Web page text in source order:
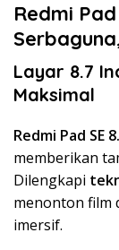
Redmi
Layar 8.7
Maksimal
Redmi Pad SE
memberikan
Dilengkapi
menonton film
imersif.